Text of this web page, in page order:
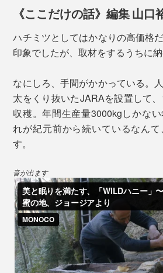
口の中に後味が残ることもなく、
う。
そのおいしさは、ジョージア・
と、花々の受粉を支えてきたコー
性の掛け合わせによる賜物。
壁の材料になっている「蜜ロウ」
腺から分泌されたもので、ビタミ
コスメなどの原料としても使われ
もの。採取された巣には、ハチそ
ん。
《ここだけの話》編集 山口
ハチミツとしてはかなりの高価格
印象でしたが、取材をするうちに納
なにしろ、手間がかかっている。
太をくり抜いたJARAを設置して
収穫。年間生産量3000kgしかな
れが紀元前から続いているなん
す。
音が出ます